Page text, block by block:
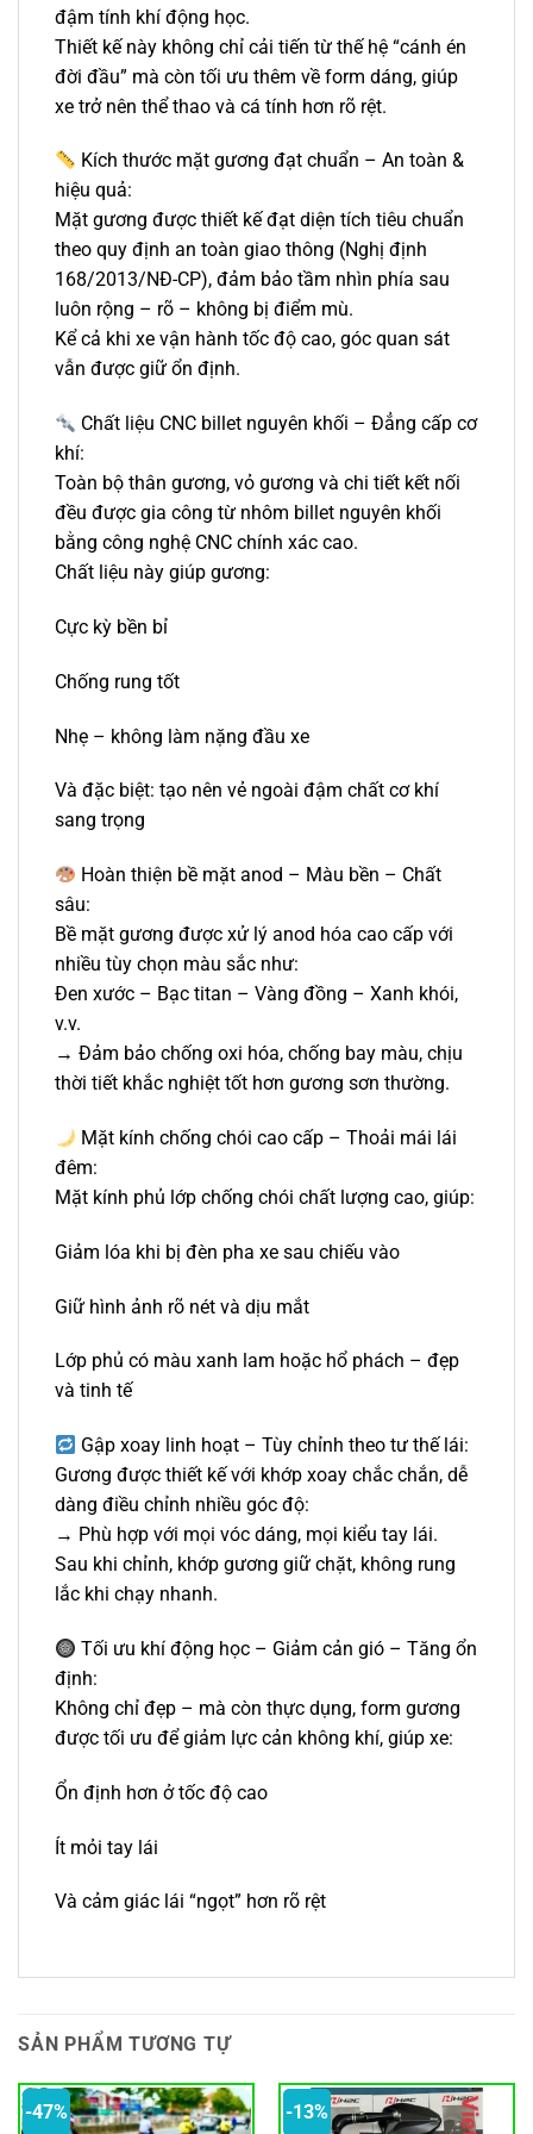
đậm tính khí động học.
Thiết kế này không chỉ cải tiến từ thế hệ “cánh én
đời đầu” mà còn tối ưu thêm về form dáng, giúp
xe trở nên thể thao và cá tính hơn rõ rệt.
Kích thước mặt gương đạt chuẩn – An toàn &
hiệu quả:
Mặt gương được thiết kế đạt diện tích tiêu chuẩn
theo quy định an toàn giao thông (Nghị định
168/2013/NĐ-CP), đảm bảo tầm nhìn phía sau
luôn rộng – rõ – không bị điểm mù.
Kể cả khi xe vận hành tốc độ cao, góc quan sát
vẫn được giữ ổn định.
Chất liệu CNC billet nguyên khối – Đẳng cấp cơ
khí:
Toàn bộ thân gương, vỏ gương và chi tiết kết nối
đều được gia công từ nhôm billet nguyên khối
bằng công nghệ CNC chính xác cao.
Chất liệu này giúp gương:
Cực kỳ bền bỉ
Chống rung tốt
Nhẹ – không làm nặng đầu xe
Và đặc biệt: tạo nên vẻ ngoài đậm chất cơ khí
sang trọng
Hoàn thiện bề mặt anod – Màu bền – Chất
sâu:
Bề mặt gương được xử lý anod hóa cao cấp với
nhiều tùy chọn màu sắc như:
Đen xước – Bạc titan – Vàng đồng – Xanh khói,
v.v.
→ Đảm bảo chống oxi hóa, chống bay màu, chịu
thời tiết khắc nghiệt tốt hơn gương sơn thường.
Mặt kính chống chói cao cấp – Thoải mái lái
đêm:
Mặt kính phủ lớp chống chói chất lượng cao, giúp:
Giảm lóa khi bị đèn pha xe sau chiếu vào
Giữ hình ảnh rõ nét và dịu mắt
Lớp phủ có màu xanh lam hoặc hổ phách – đẹp
và tinh tế
Gập xoay linh hoạt – Tùy chỉnh theo tư thế lái:
Gương được thiết kế với khớp xoay chắc chắn, dễ
dàng điều chỉnh nhiều góc độ:
→ Phù hợp với mọi vóc dáng, mọi kiểu tay lái.
Sau khi chỉnh, khớp gương giữ chặt, không rung
lắc khi chạy nhanh.
Tối ưu khí động học – Giảm cản gió – Tăng ổn
định:
Không chỉ đẹp – mà còn thực dụng, form gương
được tối ưu để giảm lực cản không khí, giúp xe:
Ổn định hơn ở tốc độ cao
Ít mỏi tay lái
Và cảm giác lái “ngọt” hơn rõ rệt
SẢN PHẨM TƯƠNG TỰ
-47% -13%